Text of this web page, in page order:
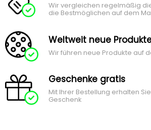
Wir vergleichen regelmäßig
die Bestmöglichen auf dem
Weltweit neue
Wir führen neue Produkte auf
Geschenke gratis
Mit Ihrer Bestellung erhalten
Geschenk